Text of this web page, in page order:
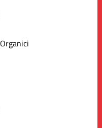
Organici